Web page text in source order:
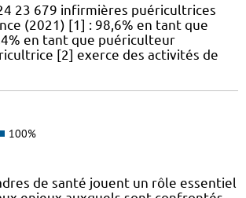
23 679 infirmières puéricultrices
(2021) [1] : 98,6% en tant que
en tant que puériculteur
[2] exerce des activités de
100%
de santé jouent un rôle essentiel